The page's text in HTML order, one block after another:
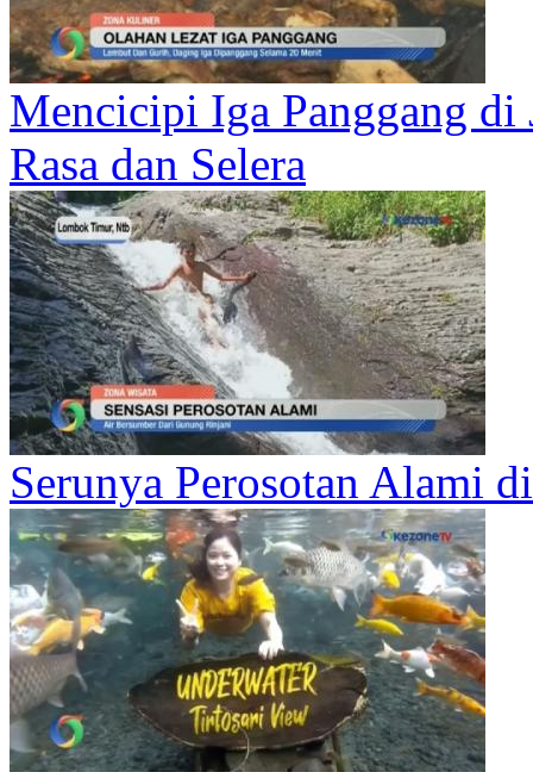
Mencicipi Iga Panggang di
Rasa dan Selera
Serunya Perosotan Alami